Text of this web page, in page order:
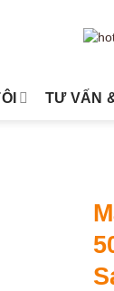
TƯ VẤN